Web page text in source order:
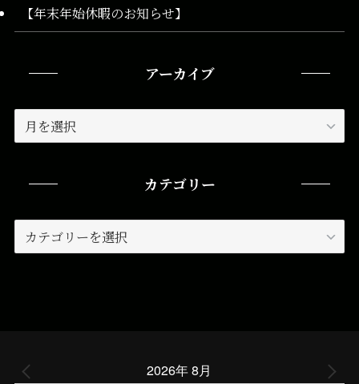
【年末年始休暇のお知らせ】
アーカイブ
ー
カテゴリー
テ
2026年 8月